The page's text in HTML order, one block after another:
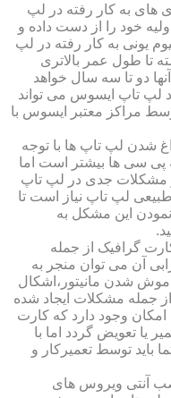
به کار رفته در لپ
خود را از دست داده و
یونی به کار رفته در لپ
تا طول عمر بالاتری
دو تا سه سال خواهد
لپ تاپ ایسوس می تواند
مراکز معتبر ایسوس با
شدن لپ تاپ ها با توجه
پی سی ها بیشتر است اما
مشکلات جدی در لپ تاپ
لپ تاپ نیاز است تا
این مشکل به
گرافیک از جمله
آن می توان منجر به
شدن مانیتور،اشکال
جمله مشکلات ایجاد شده
امکان وجود دارد که کارت
یا تعویض گردد اما با
باید توسط تعمیرکار و
آنتی ویروس های